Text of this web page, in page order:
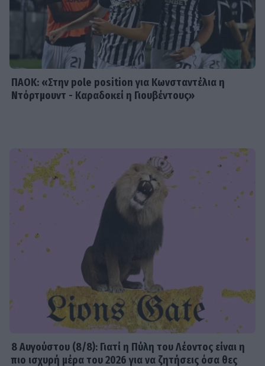
μπάντα δρόμου στο Φισκάρδο
ΠΑΟΚ: «Στην pole position για Κωνσταντέλια η
Ντόρτμουντ - Καραδοκεί η Γιουβέντους»
8 Aυγούστου (8/8): Γιατί η Πύλη του Λέοντος είναι η
πιο ισχυρή μέρα του 2026 για να ζητήσεις όσα θες